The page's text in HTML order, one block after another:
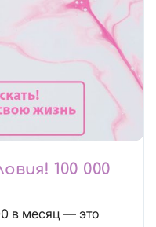
100 000
в месяц — это